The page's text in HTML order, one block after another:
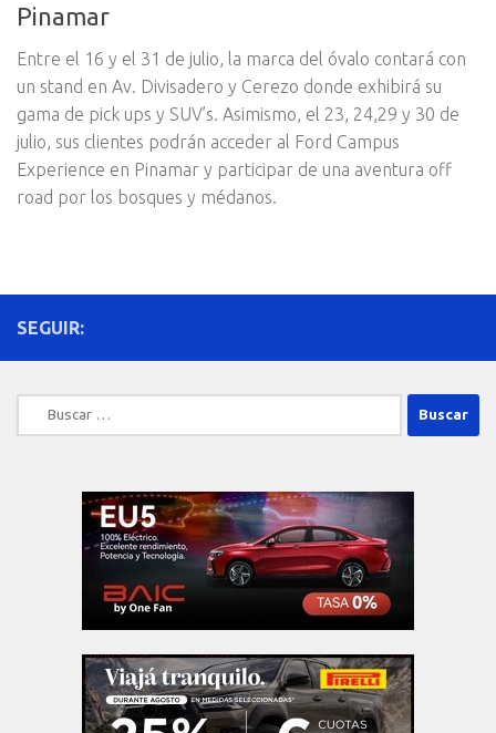
Pinamar
Entre el 16 y el 31 de julio, la marca del óvalo contará con
un stand en Av. Divisadero y Cerezo donde exhibirá su
gama de pick ups y SUV’s. Asimismo, el 23, 24,29 y 30 de
julio, sus clientes podrán acceder al Ford Campus
Experience en Pinamar y participar de una aventura off
road por los bosques y médanos.
SEGUIR:
Buscar: